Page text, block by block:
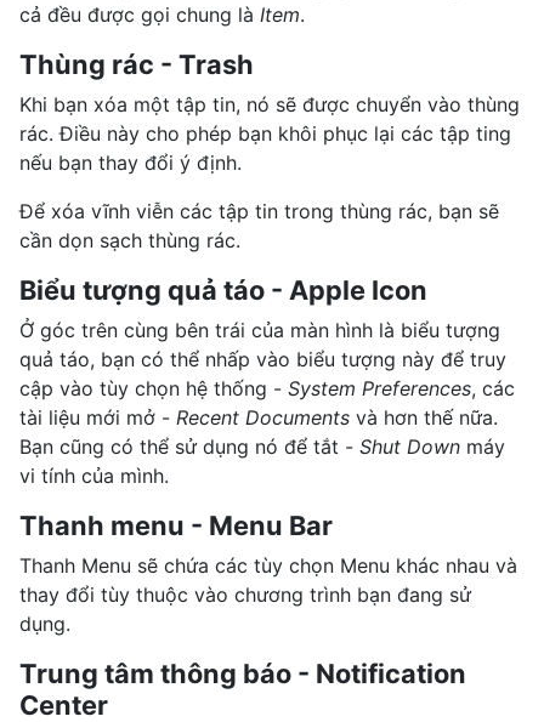
cả đều được gọi chung là Item.
Thùng rác - Trash
Khi bạn xóa một tập tin, nó sẽ được chuyển vào thùng
rác. Điều này cho phép bạn khôi phục lại các tập ting
nếu bạn thay đổi ý định.
Để xóa vĩnh viễn các tập tin trong thùng rác, bạn sẽ
cần dọn sạch thùng rác.
Biểu tượng quả táo - Apple Icon
Ở góc trên cùng bên trái của màn hình là biểu tượng
quả táo, bạn có thể nhấp vào biểu tượng này để truy
cập vào tùy chọn hệ thống - System Preferences, các
tài liệu mới mở - Recent Documents và hơn thế nữa.
Bạn cũng có thể sử dụng nó để tắt - Shut Down máy
vi tính của mình.
Thanh menu - Menu Bar
Thanh Menu sẽ chứa các tùy chọn Menu khác nhau và
thay đổi tùy thuộc vào chương trình bạn đang sử
dụng.
Trung tâm thông báo - Notification
Center